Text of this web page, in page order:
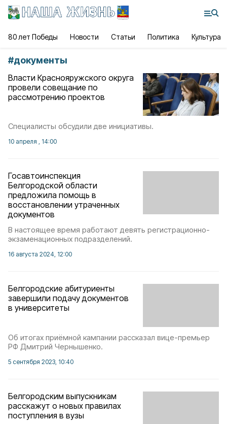
80 лет Победы Новости Статьи Политика Культура
#документы
Власти Краснояружского округа
провели совещание по
рассмотрению проектов
Специалисты обсудили две инициативы.
10 апреля , 14:00
Госавтоинспекция
Белгородской области
предложила помощь в
восстановлении утраченных
документов
В настоящее время работают девять регистрационно-
экзаменационных подразделений.
16 августа 2024, 12:00
Белгородские абитуриенты
завершили подачу документов
в университеты
Об итогах приёмной кампании рассказал вице-премьер
РФ Дмитрий Чернышенко.
5 сентября 2023, 10:40
Белгородским выпускникам
расскажут о новых правилах
поступления в вузы